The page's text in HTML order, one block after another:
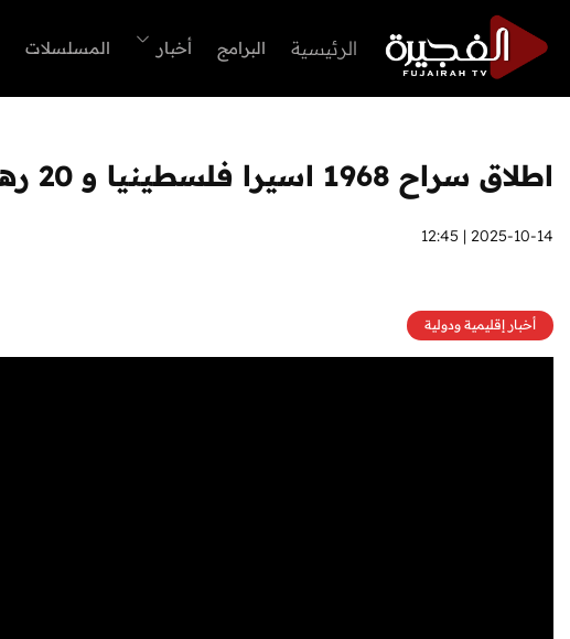
الرئيسية البرامج أخبار المسلسلات
اطلاق سراح 1968 اسيرا فلسطينيا و 20 رهينة اسرائيلية
2025-10-14 | 12:45
أخبار إقليمية ودولية